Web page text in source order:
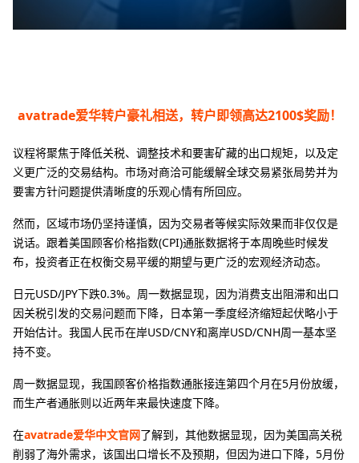
avatrade爱华转户豪礼相送，转户即领高达2100$奖励！
议程将聚焦于降低关税、调整技术和要害矿藏的出口规矩，以及定
义更广泛的交易结构。市场对商洽可能缓解全球交易紧张局势并为
要害方针问题提供清晰度的乐观心情有所回应。
然而，区域市场仍坚持谨慎，因为交易者等候实际效果而非仅仅是
说话。跟着美国顾客价格指数(CPI)通胀数据将于本周晚些时候发
布，投资者正在权衡交易平缓的期望与更广泛的宏观经济动态。
日元USD/JPY下跌0.3%。周一数据显现，因为消费支出阻滞和出口
因关税引发的交易问题而下降，日本第一季度经济缩短起伏略小于
开始估计。我国人民币在岸USD/CNY和离岸USD/CNH周一基本坚
持不变。
周一数据显现，我国顾客价格指数通胀接连第四个月在5月份放缓，
而生产者通胀则以近两年来最快速度下降。
在avatrade爱华中文官网了解到，其他数据显现，因为美国高关税
削弱了海外需求，该国出口增长不及预期，但因为进口下降，5月份